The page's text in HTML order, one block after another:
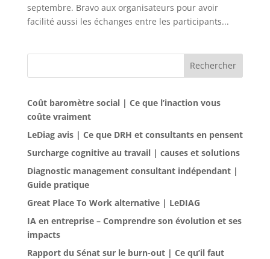
septembre. Bravo aux organisateurs pour avoir
facilité aussi les échanges entre les participants...
Rechercher
Coût baromètre social | Ce que l’inaction vous
coûte vraiment
LeDiag avis | Ce que DRH et consultants en pensent
Surcharge cognitive au travail | causes et solutions
Diagnostic management consultant indépendant |
Guide pratique
Great Place To Work alternative | LeDIAG
IA en entreprise – Comprendre son évolution et ses
impacts
Rapport du Sénat sur le burn-out | Ce qu’il faut